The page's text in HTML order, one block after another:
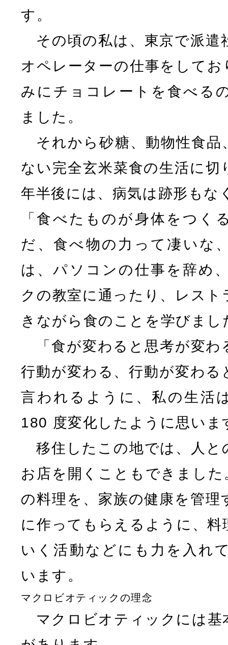
す。
その頃の私は、東京で派遣
オペレーターの仕事をして
みにチョコレートを食べる
ました。
それから砂糖、動物性食品
ない完全玄米菜食の生活に
年半後には、病気は跡形もな
「食べたものが身体をつく
だ、食べ物の力って凄いな
は、パソコンの仕事を辞め
クの教室に通ったり、レス
きながら食のことを学びまし
「食が変わると思考が変わ
行動が変わる、行動が変わる
言われるように、私の生活
180 度変化したように思いま
移住したこの地では、人と
お店を開くこともできまし
の料理を、家族の健康を管
に作ってもらえるように、
いく活動などにも力を入れ
います。
マクロビオティックの理念
マクロビオティックには基